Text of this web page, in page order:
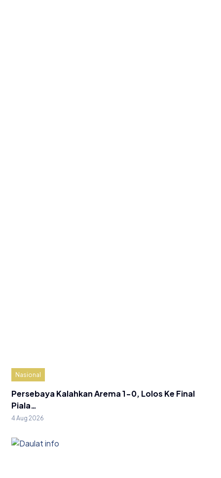
Nasional
Persebaya Kalahkan Arema 1-0, Lolos Ke Final
Piala…
4 Aug 2026